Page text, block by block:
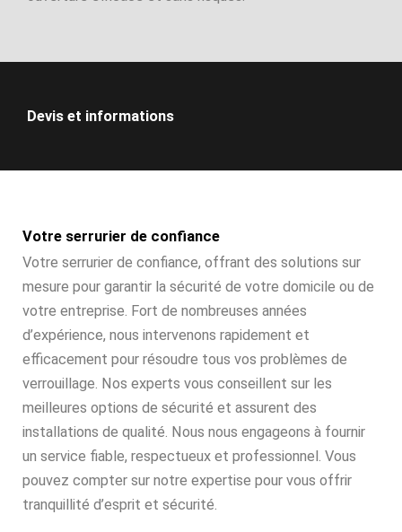
Devis et informations
Votre serrurier de confiance
Votre serrurier de confiance, offrant des solutions sur
mesure pour garantir la sécurité de votre domicile ou de
votre entreprise. Fort de nombreuses années
d’expérience, nous intervenons rapidement et
efficacement pour résoudre tous vos problèmes de
verrouillage. Nos experts vous conseillent sur les
meilleures options de sécurité et assurent des
installations de qualité. Nous nous engageons à fournir
un service fiable, respectueux et professionnel. Vous
pouvez compter sur notre expertise pour vous offrir
tranquillité d’esprit et sécurité.